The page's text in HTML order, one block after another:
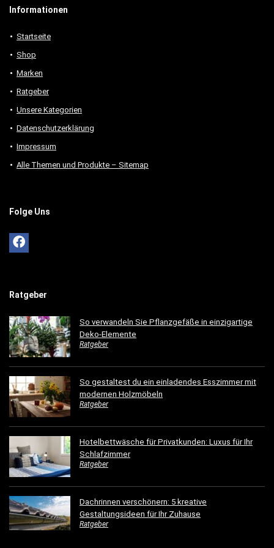
Informationen
Startseite
Shop
Marken
Ratgeber
Unsere Kategorien
Datenschutzerklärung
Impressum
Alle Themen und Produkte – Sitemap
Folge Uns
Ratgeber
So verwandeln Sie Pflanzgefäße in einzigartige
Deko-Elemente
Ratgeber
So gestaltest du ein einladendes Esszimmer mit
modernen Holzmöbeln
Ratgeber
Hotelbettwäsche für Privatkunden: Luxus für Ihr
Schlafzimmer
Ratgeber
Dachrinnen verschönern: 5 kreative
Gestaltungsideen für Ihr Zuhause
Ratgeber